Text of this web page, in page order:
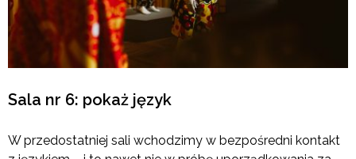
Sala nr 6: pokaż język
W przedostatniej sali wchodzimy w bezpośredni kontakt